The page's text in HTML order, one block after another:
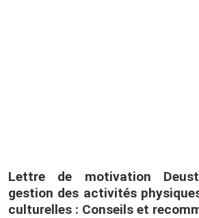
Lettre de motivation
gestion des activités
culturelles : Conseils et